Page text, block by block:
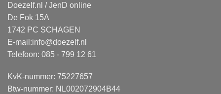
Doezelf.nl / JenD online
De Fok 15A
1742 PC SCHAGEN
E-mail:info@doezelf.nl
Telefoon: 085 - 799 12 61
KvK-nummer: 75227657
Btw-nummer: NL002072904B44